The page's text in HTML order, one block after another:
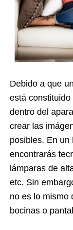
Debido a que
está
dentro del
crear las
posibles. En un
encontrarás
lámparas de
etc. Sin
no es lo mismo
bocinas o